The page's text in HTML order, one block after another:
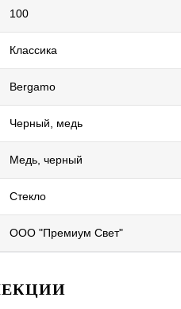
100
Классика
Bergamo
Черный, медь
Медь, черный
Стекло
ООО "Премиум Свет"